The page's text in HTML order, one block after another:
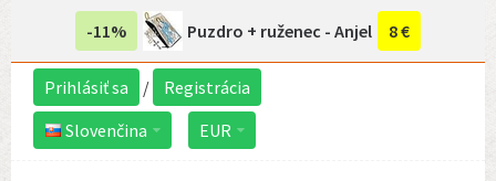
-11% Puzdro + ruženec - Anjel 8 €
Prihlásiť sa /
Registrácia
Slovenčina
EUR